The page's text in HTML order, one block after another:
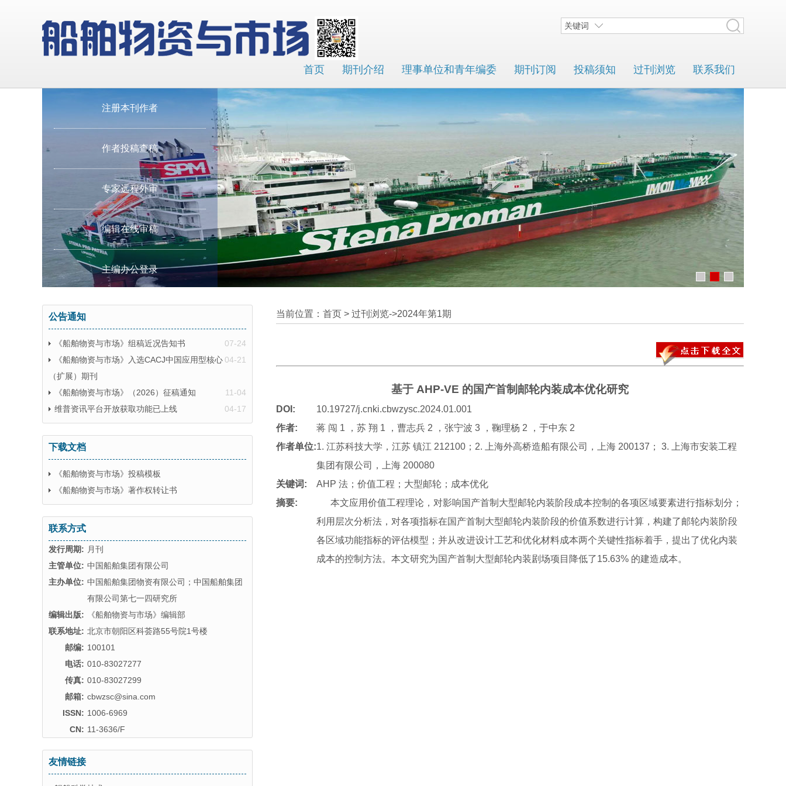
首页 期刊介绍 理事单位和青年编委 期刊订阅 投稿须知 过刊浏览 联系我们
关键词
注册本刊作者
作者投稿查稿
专家远程外审
编辑在线审稿
主编办公登录
公告通知
07-24
《船舶物资与市场》组稿近况告知书
04-21
《船舶物资与市场》入选CACJ中国应用型核心
（扩展）期刊
11-04
《船舶物资与市场》（2026）征稿通知
04-17
维普资讯平台开放获取功能已上线
下载文档
《船舶物资与市场》投稿模板
《船舶物资与市场》著作权转让书
联系方式
发行周期: 月刊
主管单位: 中国船舶集团有限公司
主办单位: 中国船舶集团物资有限公司；中国船舶集团
有限公司第七一四研究所
编辑出版:
《船舶物资与市场》编辑部
联系地址: 北京市朝阳区科荟路55号院1号楼
邮编: 100101
电话: 010-83027277
传真: 010-83027299
邮箱: cbwzsc@sina.com
ISSN: 1006-6969
CN: 11-3636/F
友情链接
当前位置：首页 > 过刊浏览->2024年第1期
基于 AHP-VE 的国产首制邮轮内装成本优化研究
DOI:
10.19727/j.cnki.cbwzysc.2024.01.001
作者:
蒋 闯 1 ，苏 翔 1 ，曹志兵 2 ，张宁波 3 ，鞠理杨 2 ，于中东 2
作者单位:1. 江苏科技大学，江苏 镇江 212100；2. 上海外高桥造船有限公司，上海 200137； 3. 上海市安装工程
集团有限公司，上海 200080
关键词:
AHP 法；价值工程；大型邮轮；成本优化
摘要:
本文应用价值工程理论，对影响国产首制大型邮轮内装阶段成本控制的各项区域要素进行指标划分；
利用层次分析法，对各项指标在国产首制大型邮轮内装阶段的价值系数进行计算，构建了邮轮内装阶段
各区域功能指标的评估模型；并从改进设计工艺和优化材料成本两个关键性指标着手，提出了优化内装
成本的控制方法。本文研究为国产首制大型邮轮内装剧场项目降低了15.63% 的建造成本。